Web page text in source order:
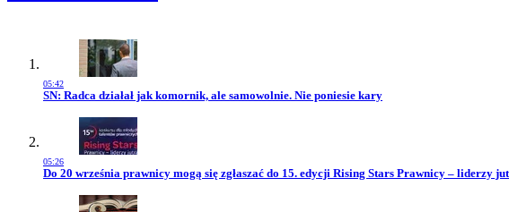
05:42
Przejdź do artykułu:
SN: Radca działał jak komornik, ale samowolnie. Nie poniesie kary
05:26
Przejdź do artykułu:
Do 20 września prawnicy mogą się zgłaszać do 15. edycji Rising Stars Prawnicy – liderzy